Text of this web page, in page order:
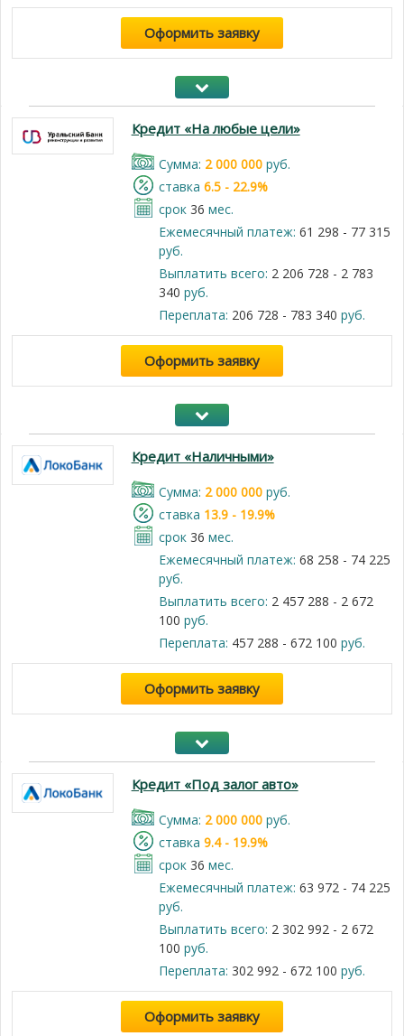
Оформить заявку
Кредит «На любые цели»
Cумма: 2 000 000руб.
cтавка 6.5 - 22.9%
срок 36 мес.
Ежемесячный платеж: 61 298 - 77 315
руб.
Выплатить всего: 2 206 728 - 2 783
340 руб.
Переплата: 206 728 - 783 340 руб.
Оформить заявку
Кредит «Наличными»
Cумма: 2 000 000руб.
cтавка 13.9 - 19.9%
срок 36 мес.
Ежемесячный платеж: 68 258 - 74 225
руб.
Выплатить всего: 2 457 288 - 2 672
100 руб.
Переплата: 457 288 - 672 100 руб.
Оформить заявку
Кредит «Под залог авто»
Cумма: 2 000 000руб.
cтавка 9.4 - 19.9%
срок 36 мес.
Ежемесячный платеж: 63 972 - 74 225
руб.
Выплатить всего: 2 302 992 - 2 672
100 руб.
Переплата: 302 992 - 672 100 руб.
Оформить заявку